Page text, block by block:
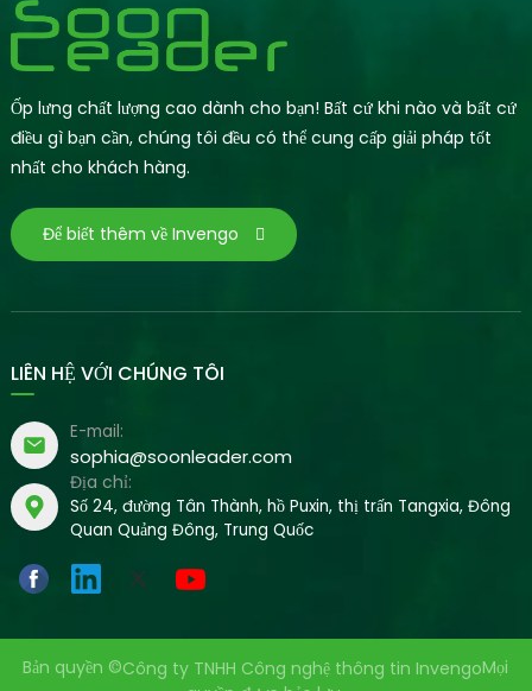
Ốp lưng chất lượng cao dành cho bạn! Bất cứ khi nào và bất cứ
điều gì bạn cần, chúng tôi đều có thể cung cấp giải pháp tốt
nhất cho khách hàng.
Để biết thêm về Invengo
LIÊN HỆ VỚI CHÚNG TÔI
E-mail:
sophia@soonleader.com
Địa chỉ:
Số 24, đường Tân Thành, hồ Puxin, thị trấn Tangxia, Đông
Quan Quảng Đông, Trung Quốc
Bản quyền ©Công ty TNHH Công nghệ thông tin InvengoMọi